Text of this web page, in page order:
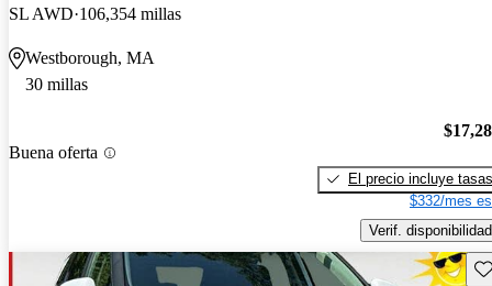
SL AWD 106,354 millas
Westborough, MA
30 millas
Buena oferta
El precio incluye tasas
$332/mes
Verif. disponibilidad